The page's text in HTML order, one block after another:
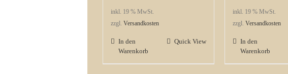
inkl. 19 % MwSt.
zzgl. Versandkosten
In den
Warenkorb
Quick View
inkl. 19 % MwSt.
zzgl. Versandkosten
In den
Warenkorb